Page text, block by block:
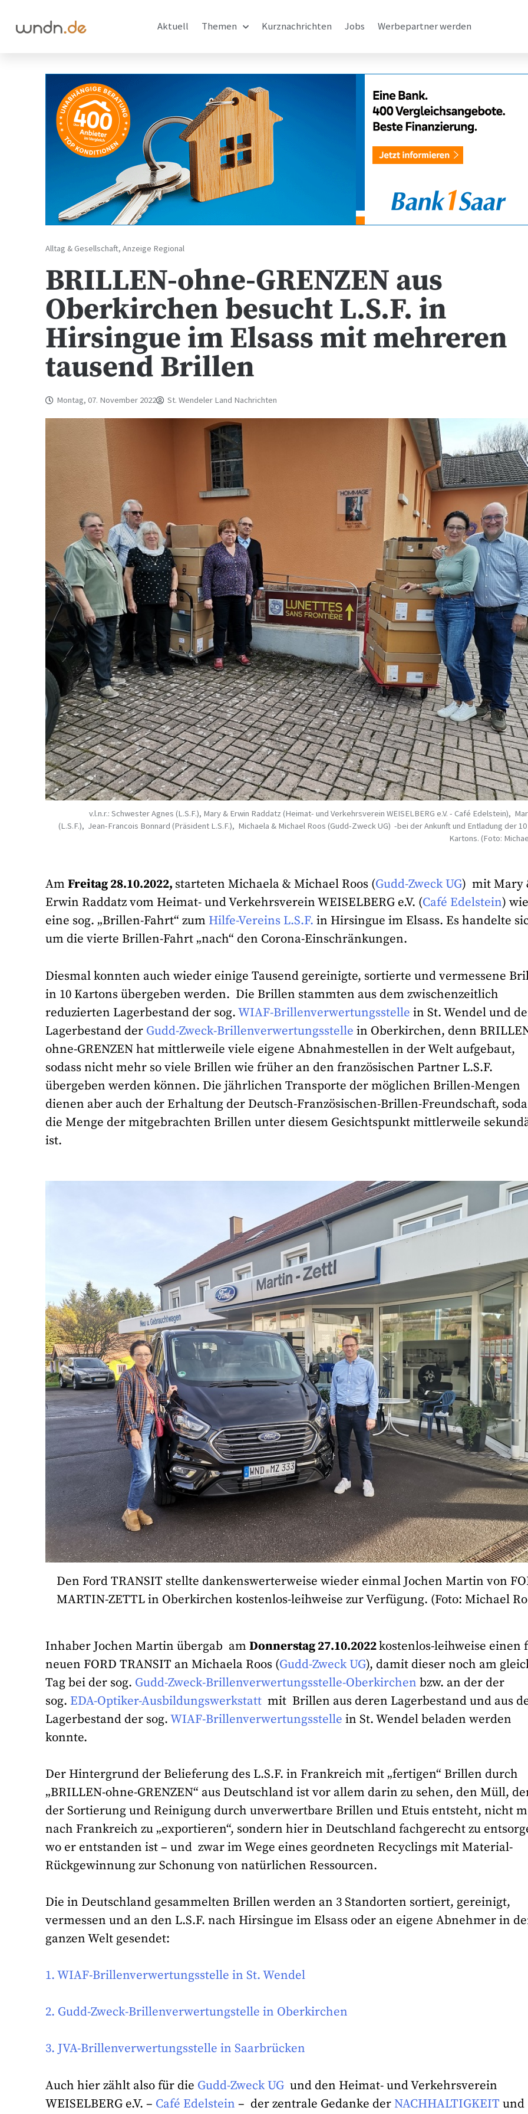
Aktuell Themen Kurznachrichten Jobs Werbepartner werden
Alltag & Gesellschaft,Anzeige Regional
BRILLEN-ohne-GRENZEN aus
Oberkirchen besucht L.S.F. in
Hirsingue im Elsass mit mehreren
tausend Brillen
Montag, 07. November 2022 St. Wendeler Land Nachrichten
v.l.n.r.: Schwester Agnes (L.S.F.), Mary & Erwin Raddatz (Heimat- und Verkehrsverein WEISELBERG e.V. - Café Edelstein),
(L.S.F.), Jean-Francois Bonnard (Präsident L.S.F.), Michaela & Michael Roos (Gudd-Zweck UG) -bei der Ankunft und Entladung der
Kartons. (Foto:
AmFreitag 28.10.2022, starteten Michaela & Michael Roos (Gudd-Zweck UG) mit Mary
Erwin Raddatz vom Heimat- und Verkehrsverein WEISELBERG e.V. (Café Edelstein)
eine sog. „Brillen-Fahrt“ zum Hilfe-Vereins L.S.F. in Hirsingue im Elsass. Es handelte
um die vierte Brillen-Fahrt „nach“ den Corona-Einschränkungen.
Diesmal konnten auch wieder einige Tausend gereinigte, sortierte und vermessene
in 10 Kartons übergeben werden. Die Brillen stammten aus dem zwischenzeitlich
reduzierten Lagerbestand der sog.WIAF-Brillenverwertungsstellein St. Wendel und
Lagerbestand der Gudd-Zweck-Brillenverwertungsstelle in Oberkirchen, denn
ohne-GRENZEN hat mittlerweile viele eigene Abnahmestellen in der Welt aufgebaut,
sodass nicht mehr so viele Brillen wie früher an den französischen Partner L.S.F.
übergeben werden können. Die jährlichen Transporte der möglichen Brillen-Mengen
dienen aber auch der Erhaltung der Deutsch-Französischen-Brillen-Freundschaft,
die Menge der mitgebrachten Brillen unter diesem Gesichtspunkt mittlerweile
ist.
Den Ford TRANSIT stellte dankenswerterweise wieder einmal Jochen Martin von
MARTIN-ZETTL in Oberkirchen kostenlos-leihweise zur Verfügung. (Foto: Michael
Inhaber Jochen Martin übergab amDonnerstag 27.10.2022kostenlos-leihweise einen
neuen FORD TRANSIT an Michaela Roos (Gudd-Zweck UG), damit dieser noch am
Tag bei der sog. Gudd-Zweck-Brillenverwertungsstelle-Oberkirchen bzw. an der der
sog. EDA-Optiker-Ausbildungswerkstatt mit Brillen aus deren Lagerbestand und aus
Lagerbestand der sog.WIAF-Brillenverwertungsstellein St. Wendel beladen werden
konnte.
Der Hintergrund der Belieferung des L.S.F. in Frankreich mit „fertigen“ Brillen durch
„BRILLEN-ohne-GRENZEN“ aus Deutschland ist vor allem darin zu sehen, den Müll,
der Sortierung und Reinigung durch unverwertbare Brillen und Etuis entsteht, nicht
nach Frankreich zu „exportieren“, sondern hier in Deutschland fachgerecht zu
wo er entstanden ist – und zwar im Wege eines geordneten Recyclings mit Material-
Rückgewinnung zur Schonung von natürlichen Ressourcen.
Die in Deutschland gesammelten Brillen werden an 3 Standorten sortiert, gereinigt,
vermessen und an den L.S.F. nach Hirsingue im Elsass oder an eigene Abnehmer in
ganzen Welt gesendet:
1. WIAF-Brillenverwertungsstelle in St. Wendel
2. Gudd-Zweck-Brillenverwertungstelle in Oberkirchen
3. JVA-Brillenverwertungsstelle in Saarbrücken
Auch hier zählt also für die Gudd-Zweck UG und den Heimat- und Verkehrsverein
WEISELBERG e.V. – Café Edelstein – der zentrale Gedanke derNACHHALTIGKEIT und